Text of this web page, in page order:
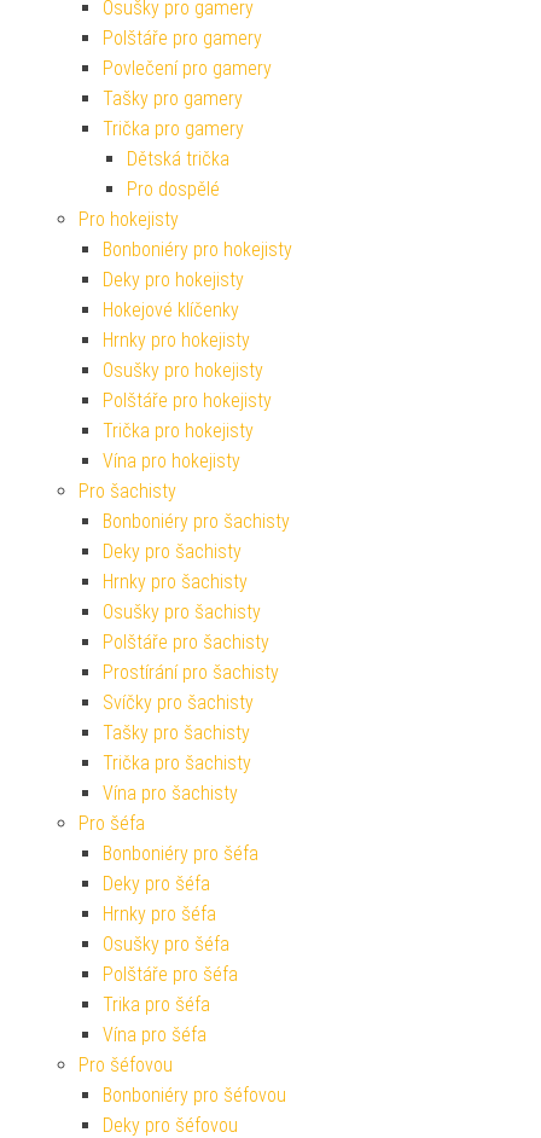
Osušky pro gamery
Polštáře pro gamery
Povlečení pro gamery
Tašky pro gamery
Trička pro gamery
Dětská trička
Pro dospělé
Pro hokejisty
Bonboniéry pro hokejisty
Deky pro hokejisty
Hokejové klíčenky
Hrnky pro hokejisty
Osušky pro hokejisty
Polštáře pro hokejisty
Trička pro hokejisty
Vína pro hokejisty
Pro šachisty
Bonboniéry pro šachisty
Deky pro šachisty
Hrnky pro šachisty
Osušky pro šachisty
Polštáře pro šachisty
Prostírání pro šachisty
Svíčky pro šachisty
Tašky pro šachisty
Trička pro šachisty
Vína pro šachisty
Pro šéfa
Bonboniéry pro šéfa
Deky pro šéfa
Hrnky pro šéfa
Osušky pro šéfa
Polštáře pro šéfa
Trika pro šéfa
Vína pro šéfa
Pro šéfovou
Bonboniéry pro šéfovou
Deky pro šéfovou